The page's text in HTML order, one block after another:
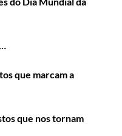
que marcam a
que nos tornam